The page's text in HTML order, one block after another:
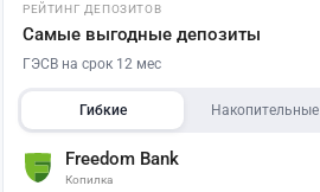
РЕЙТИНГ ДЕПОЗИТОВ
Самые выгодные депозиты
ГЭСВ на срок 12 мес
Гибкие Накопительные
Freedom Bank
Копилка